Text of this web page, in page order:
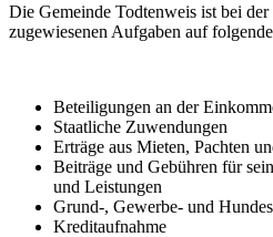
Die Gemeinde Todtenweis ist bei
zugewiesenen Aufgaben auf
Beteiligungen an der
Staatliche Zuwendungen
Erträge aus Mieten, Pachten
Beiträge und Gebühren für
und Leistungen
Grund-, Gewerbe- und
Kreditaufnahme